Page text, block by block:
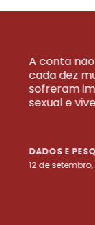
A conta
cada dez
sofreram
sexual e
DADOS E
12 de setembro,